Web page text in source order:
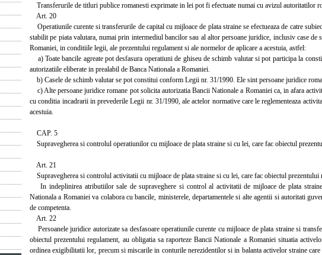
Transferurile de titluri publice romanesti exprimate in lei pot fi efectuate numai cu avizul autoritatilor
Art. 20
Operatiunile curente si transferurile de capital cu mijloace de plata straine se efectueaza de catre
stabilit pe piata valutara, numai prin intermediul bancilor sau al altor persoane juridice, inclusiv case de
Romaniei, in conditiile legii, ale prezentului regulament si ale normelor de aplicare a acestuia, astfel:
a) Toate bancile agreate pot desfasura operatiuni de ghiseu de schimb valutar si pot participa la
autorizatiile eliberate in prealabil de Banca Nationala a Romaniei.
b) Casele de schimb valutar se pot constitui conform Legii nr. 31/1990. Ele sint persoane juridice
c) Alte persoane juridice romane pot solicita autorizatia Bancii Nationale a Romaniei ca, in afara
cu conditia incadrarii in prevederile Legii nr. 31/1990, ale actelor normative care le reglementeaza
acestuia.
CAP. 5
Supravegherea si controlul operatiunilor cu mijloace de plata straine si cu lei, care fac obiectul
Art. 21
Supravegherea si controlul activitatii cu mijloace de plata straine si cu lei, care fac obiectul prezentului
In indeplinirea atributiilor sale de supraveghere si control al activitatii de mijloace de plata
Nationala a Romaniei va colabora cu bancile, ministerele, departamentele si alte agentii si autoritati
de competenta.
Art. 22
Persoanele juridice autorizate sa desfasoare operatiunile curente cu mijloace de plata straine si
obiectul prezentului regulament, au obligatia sa raporteze Bancii Nationale a Romaniei situatia
ordinea exigibilitatii lor, precum si miscarile in conturile nerezidentilor si in balanta activelor straine